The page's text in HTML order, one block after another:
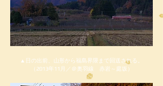
▲日の出前、山形から福島界隈まで回送される。
（2013年11月／＠奥羽線 赤岩～庭坂）